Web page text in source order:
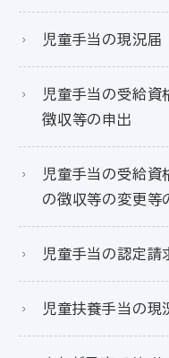
児童手当の現況届
児童手当の受給資
徴収等の申出
児童手当の受給資
の徴収等の変更等
児童手当の認定請
児童扶養手当の現